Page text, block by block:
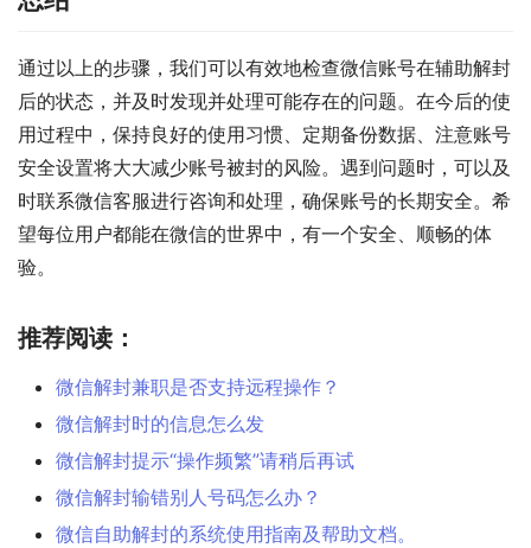
通过以上的步骤，我们可以有效地检查微信账号在辅助解封
后的状态，并及时发现并处理可能存在的问题。在今后的使
用过程中，保持良好的使用习惯、定期备份数据、注意账号
安全设置将大大减少账号被封的风险。遇到问题时，可以及
时联系微信客服进行咨询和处理，确保账号的长期安全。希
望每位用户都能在微信的世界中，有一个安全、顺畅的体
验。
推荐阅读：
微信解封兼职是否支持远程操作？
微信解封时的信息怎么发
微信解封提示“操作频繁”请稍后再试
微信解封输错别人号码怎么办？
微信自助解封的系统使用指南及帮助文档。